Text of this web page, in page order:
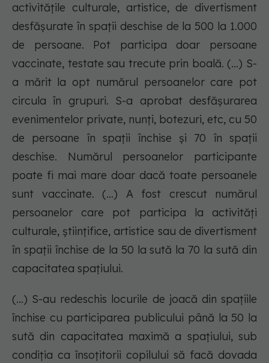
activitățile culturale, artistice, de divertisment
desfășurate în spații deschise de la 500 la 1.000
de persoane. Pot participa doar persoane
vaccinate, testate sau trecute prin boală. (...) S-
a mărit la opt numărul persoanelor care pot
circula în grupuri. S-a aprobat desfășurarea
evenimentelor private, nunți, botezuri, etc, cu 50
de persoane în spații închise și 70 în spații
deschise. Numărul persoanelor participante
poate fi mai mare doar dacă toate persoanele
sunt vaccinate. (...) A fost crescut numărul
persoanelor care pot participa la activități
culturale, științifice, artistice sau de divertisment
în spații închise de la 50 la sută la 70 la sută din
capacitatea spațiului.
(...) S-au redeschis locurile de joacă din spațiile
închise cu participarea publicului până la 50 la
sută din capacitatea maximă a spațiului, sub
condiția ca însoțitorii copilului să facă dovada